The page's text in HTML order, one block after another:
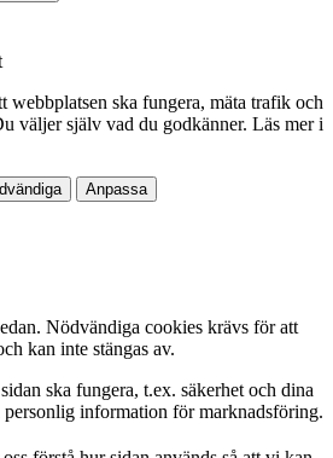
webbplatsen ska fungera, mäta trafik och
väljer själv vad du godkänner. Läs mer i
Anpassa
Nödvändiga cookies krävs för att
kan inte stängas av.
ska fungera, t.ex. säkerhet och dina
information för marknadsföring.